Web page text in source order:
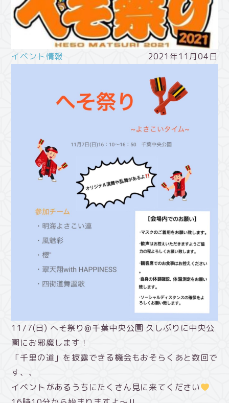
イベント情報 2021年11月04日
11/7(日) へそ祭り@千葉中央公園 久しぶりに中央公
園にお邪魔します！
「千里の道」を披露できる機会もおそらくあと数回で
す、、
イベントがあるうちにたくさん見に来てください